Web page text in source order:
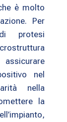
è molto
Per
protesi
nel
nella
la